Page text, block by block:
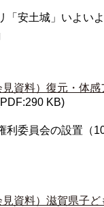
「安土城」いよい
資料）復元・体感
KB)
利委員会の設置（
資料）滋賀県子